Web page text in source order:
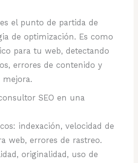
el punto de partida de
de optimización. Es como
para tu web, detectando
errores de contenido y
mejora.
SEO en una
indexación, velocidad de
web, errores de rastreo.
originalidad, uso de